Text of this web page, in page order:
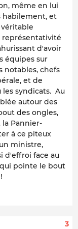
même en lui
habilement, et
véritable
représentativité
d'avoir
équipes sur
notables, chefs
et de
les syndicats. Au
autour des
des ongles,
Pannier-
à ce piteux
ministre,
d'effroi face au
pointe le bout
3